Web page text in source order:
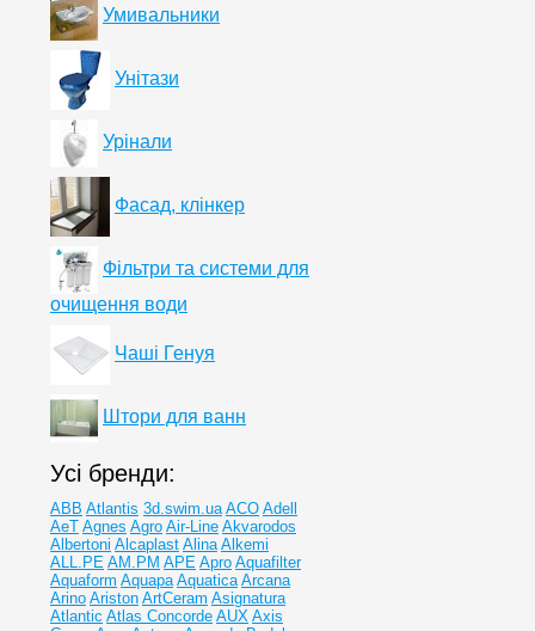
Умивальники
Унітази
Урінали
Фасад, клінкер
Фільтри та системи для
очищення води
Чаші Генуя
Штори для ванн
Усі бренди:
ABB Atlantis 3d.swim.ua ACO Adell
AeT Agnes Agro Air-Line Akvarodos
Albertoni Alcaplast Alina Alkemi
ALL.PE AM.PM APE Apro Aquafilter
Aquaform Aquapa Aquatica Arcana
Arino Ariston ArtCeram Asignatura
Atlantic Atlas Concorde AUX Axis